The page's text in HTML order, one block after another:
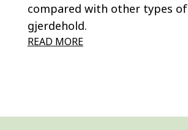
compared with other types of
gjerdehold.
READ MORE